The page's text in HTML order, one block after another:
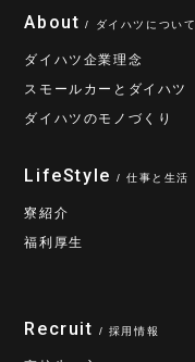
About / ダイハツについて
ダイハツ企業理念
スモールカーとダイハツ
ダイハツのモノづくり
LifeStyle / 仕事と生活
寮紹介
福利厚生
Recruit / 採用情報